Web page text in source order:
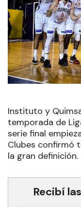
Instituto y
temporada de
serie final
Clubes confirmó
la gran definición.
Recibí